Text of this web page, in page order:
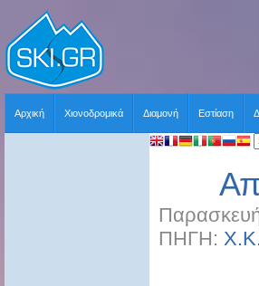
Αρχική Χιονοδρομικά Διαμονή Εστίαση
ΠΗΓΗ: